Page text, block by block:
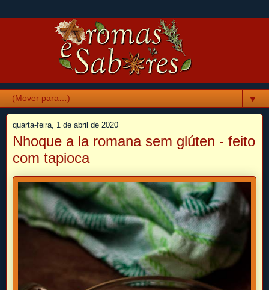
▼
quarta-feira, 1 de abril de 2020
Nhoque a la romana sem glúten - feito
com tapioca